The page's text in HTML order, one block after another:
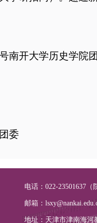
南开大学历史学院
委
电话：022-23501637（
邮箱：
地址：天津市津南海河